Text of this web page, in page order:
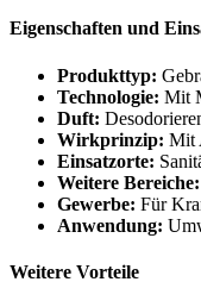
Eigenschaften und
Produkttyp:
Technologie: Mit
Duft:
Wirkprinzip: Mit
Einsatzorte:
Weitere Bereiche:
Gewerbe: Für
Anwendung:
Weitere Vorteile